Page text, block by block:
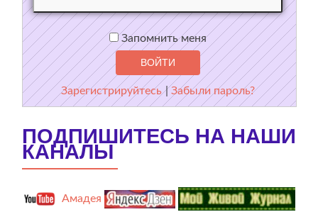
Запомнить меня
Зарегистрируйтесь |Забыли пароль?
ПОДПИШИТЕСЬ НА НАШИ
КАНАЛЫ
Амадея